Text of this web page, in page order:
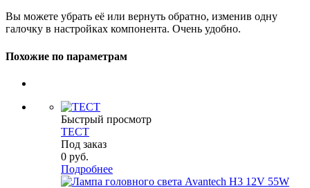
Вы можете убрать её или вернуть обратно, изменив одну
галочку в настройках компонента. Очень удобно.
Похожие по параметрам
Быстрый просмотр
ТЕСТ
Под заказ
0 руб.
Подробнее